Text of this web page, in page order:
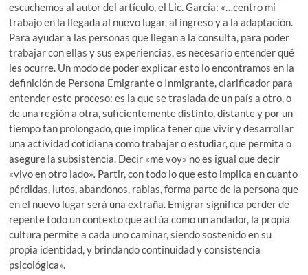
escuchemos al autor del artículo, el Lic. García: «…centro mi
trabajo en la llegada al nuevo lugar, al ingreso y a la adaptación.
Para ayudar a las personas que llegan a la consulta, para poder
trabajar con ellas y sus experiencias, es necesario entender qué
les ocurre. Un modo de poder explicar esto lo encontramos en la
definición de Persona Emigrante o Inmigrante, clarificador para
entender este proceso: es la que se traslada de un país a otro, o
de una región a otra, suficientemente distinto, distante y por un
tiempo tan prolongado, que implica tener que vivir y desarrollar
una actividad cotidiana como trabajar o estudiar, que permita o
asegure la subsistencia. Decir «me voy» no es igual que decir
«vivo en otro lado». Partir, con todo lo que esto implica en cuanto
pérdidas, lutos, abandonos, rabias, forma parte de la persona que
en el nuevo lugar será una extraña. Emigrar significa perder de
repente todo un contexto que actúa como un andador, la propia
cultura permite a cada uno caminar, siendo sostenido en su
propia identidad, y brindando continuidad y consistencia
psicológica».